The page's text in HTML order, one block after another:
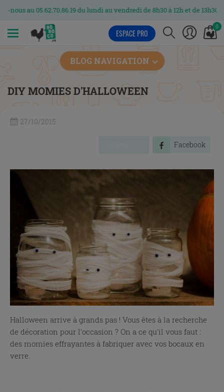
du lundi au vendredi de 8h30 à 12h et de 13h30 à 17h
0
ESPACE PRO
BLOG NAVIGATION
DIY MOMIES D'HALLOWEEN
27/10/2015
Facebook
Halloween arrive à grands pas ! Vous êtes à la recherche
de décoration pour l'occasion ? On a ce qu'il vous faut :
des momies effrayantes à fabriquer avec vos bocaux en
verre.